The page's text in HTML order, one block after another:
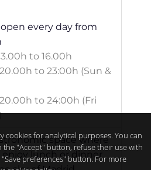
open every day from
to 16.00h
to 23:00h (Sun &
to 24:00h (Fri
space where
enjoy lunch or dinner
cookies for analytical purposes. You can
the "Accept" button, refuse their use with
preferences" button. For more